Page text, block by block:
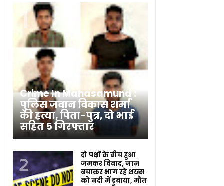
Crime In Mahasamund :
पुलिस जवान विकास शर्मा
की हत्या, पिता-पुत्र, दो भाई
सहित 5 गिरफ्तार
दो पक्षों के बीच हुआ
जमकर विवाद, जान
बचाकर भाग रहे शख्स
को नदी में डुबाया, मौत